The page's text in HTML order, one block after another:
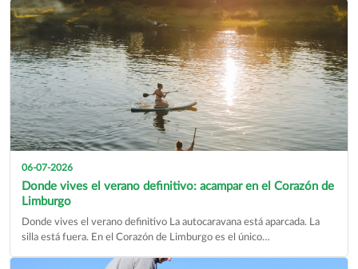
06-07-2026
Donde vives el verano definitivo: acampar en el Corazón de
Limburgo
Donde vives el verano definitivo La autocaravana está aparcada. La
silla está fuera. En el Corazón de Limburgo es el único…